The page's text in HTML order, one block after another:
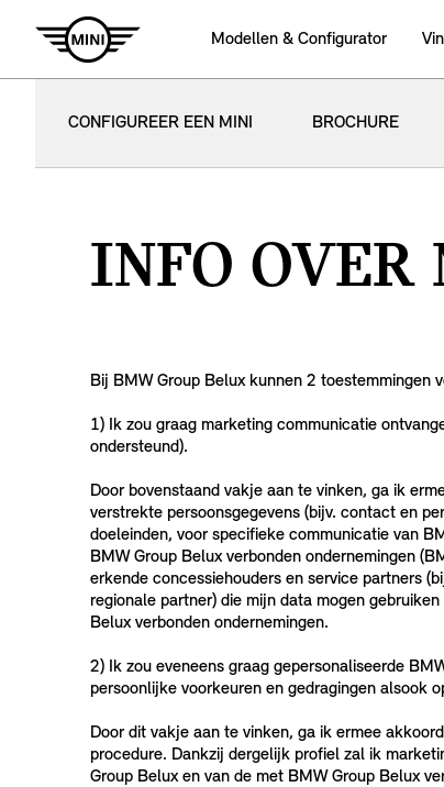
Modellen & Configurator
CONFIGUREER EEN MINI BROCHURE
INFO OVER
Bij BMW Group Belux kunnen 2 toestemmingen
1) Ik zou graag marketing communicatie
ondersteund).
Door bovenstaand vakje aan te vinken, ga ik
verstrekte persoonsgegevens (bijv. contact en
doeleinden, voor specifieke communicatie van
BMW Group Belux verbonden ondernemingen
erkende concessiehouders en service partners
regionale partner) die mijn data mogen
Belux verbonden ondernemingen.
2) Ik zou eveneens graag gepersonaliseerde
persoonlijke voorkeuren en gedragingen alsook
Door dit vakje aan te vinken, ga ik ermee
procedure. Dankzij dergelijk profiel zal ik
Group Belux en van de met BMW Group Belux